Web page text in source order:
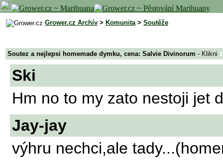
Grower.cz Archív > Komunita> Soutěže
Soutez a nejlepsi homemade dymku, cena: Salvie Divinorum - Klikni
Ski
Hm no to my zato nestoji jet
Jay-jay
výhru nechci,ale